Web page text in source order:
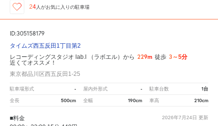
24人がお気に入りの駐車場
ID:305158179
タイムズ西五反田1丁目第2
レコーディングスタジオ lab.l （ラボエル）から 229m 徒歩 3～5分
近くてオススメ！
東京都品川区西五反田1-25
駐車場形式 - 屋内外形式 - 駐車台数 1台
全長 500cm 全幅 190cm 車高 210cm
2026年7月24日 更新
■料金